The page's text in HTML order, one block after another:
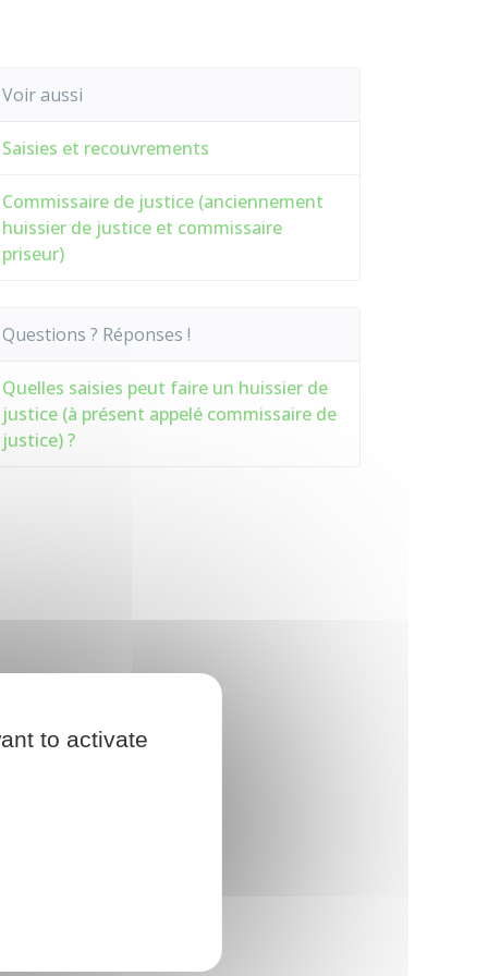
Voir aussi
Saisies et recouvrements
Commissaire de justice (anciennement
huissier de justice et commissaire
priseur)
Questions ? Réponses !
Quelles saisies peut faire un huissier de
justice (à présent appelé commissaire de
justice) ?
to activate